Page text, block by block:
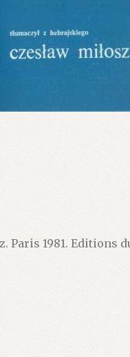
Paris 1981. Editions